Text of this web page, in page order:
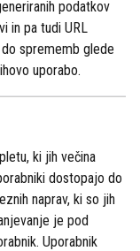
podatkov
in pa tudi URL
sprememb glede
uporabo.
ki jih večina
dostopajo do
naprav, ki so jih
je pod
Uporabnik